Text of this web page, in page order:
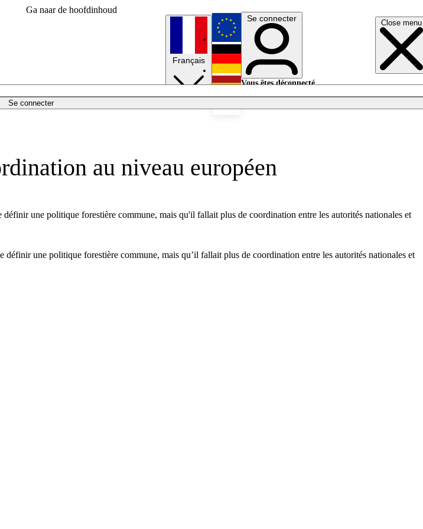
Ga naar de hoofdinhoud
Close menu
Se connecter
Français
English
Deutsch
Se connecter
Vous êtes déconnecté.
au niveau européen
une politique forestière commune, mais qu'il fallait plus de coordination entre les autorités nationales et
définir une politique forestière commune, mais qu’il fallait plus de coordination entre les autorités nationales et